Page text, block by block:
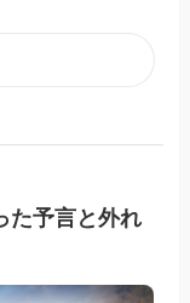
た予言と外れ